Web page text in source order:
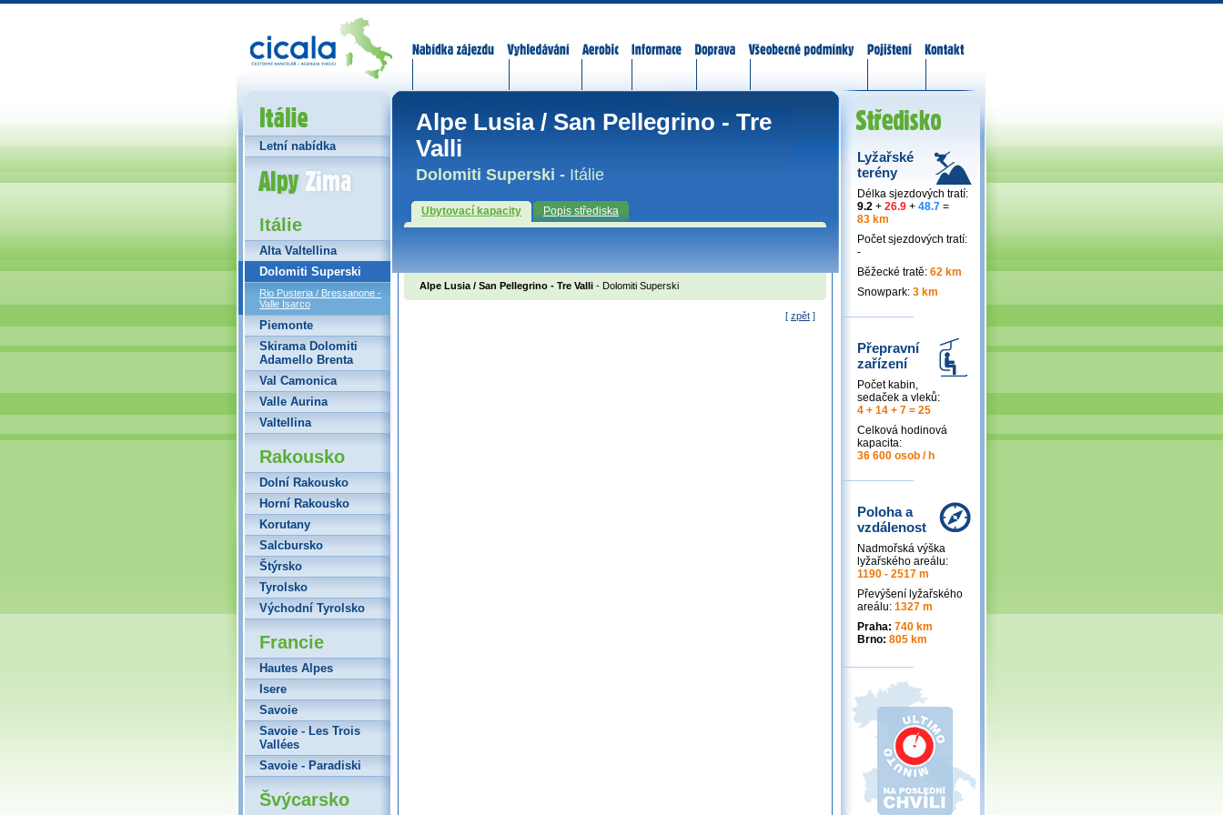
Alpe Lusia / San Pellegrino - Tre
Valli
Dolomiti Superski - Itálie
Ubytovací kapacity Popis střediska
Alpe Lusia / San Pellegrino - Tre Valli - Dolomiti Superski
[ zpět ]
Itálie
Letní nabídka
Alpy Zima
Itálie
Alta Valtellina
Dolomiti Superski
Rio Pusteria / Bressanone -
Valle Isarco
Piemonte
Skirama Dolomiti
Adamello Brenta
Val Camonica
Valle Aurina
Valtellina
Rakousko
Dolní Rakousko
Horní Rakousko
Korutany
Salcbursko
Štýrsko
Tyrolsko
Východní Tyrolsko
Francie
Hautes Alpes
Isere
Savoie
Savoie - Les Trois
Vallées
Savoie - Paradiski
Švýcarsko
Lyžařské
terény
Délka sjezdových tratí:
9.2 + 26.9 + 48.7 =
83 km
Počet sjezdových tratí:
-
Běžecké tratě: 62 km
Snowpark: 3 km
Přepravní
zařízení
Počet kabin,
sedaček a vleků:
4 + 14 + 7 = 25
Celková hodinová
kapacita:
36 600 osob / h
Poloha a
vzdálenost
Nadmořská výška
lyžařského areálu:
1190 - 2517 m
Převýšení lyžařského
areálu: 1327 m
Praha: 740 km
Brno: 805 km